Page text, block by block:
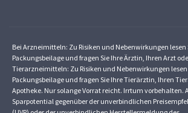
Bei Arzneimitteln: Zu Risiken und Nebenwirkungen lesen
Packungsbeilage und fragen Sie Ihre Ärztin, Ihren Arzt
Tierarzneimitteln: Zu Risiken und Nebenwirkungen lesen
Packungsbeilage und fragen Sie Ihre Tierärztin, Ihren
Apotheke. Nur solange Vorrat reicht. Irrtum vorbehalten.
Sparpotential gegenüber der unverbindlichen